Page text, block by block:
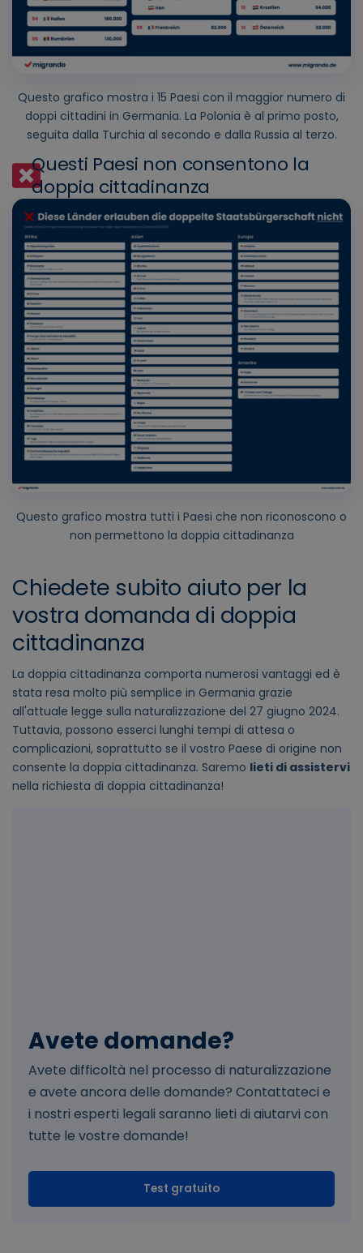
Questo grafico mostra i 15 Paesi con il maggior numero di
doppi cittadini in Germania. La Polonia è al primo posto,
seguita dalla Turchia al secondo e dalla Russia al terzo.
Questi Paesi non consentono la
doppia cittadinanza
Questo grafico mostra tutti i Paesi che non riconoscono o
non permettono la doppia cittadinanza
Chiedete subito aiuto per la
vostra domanda di doppia
cittadinanza
La doppia cittadinanza comporta numerosi vantaggi ed è
stata resa molto più semplice in Germania grazie
all'attuale legge sulla naturalizzazione del 27 giugno 2024.
Tuttavia, possono esserci lunghi tempi di attesa o
complicazioni, soprattutto se il vostro Paese di origine non
consente la doppia cittadinanza. Saremo lieti di assistervi
nella richiesta di doppia cittadinanza!
Avete domande?
Avete difficoltà nel processo di naturalizzazione
e avete ancora delle domande? Contattateci e
i nostri esperti legali saranno lieti di aiutarvi con
tutte le vostre domande!
Test gratuito